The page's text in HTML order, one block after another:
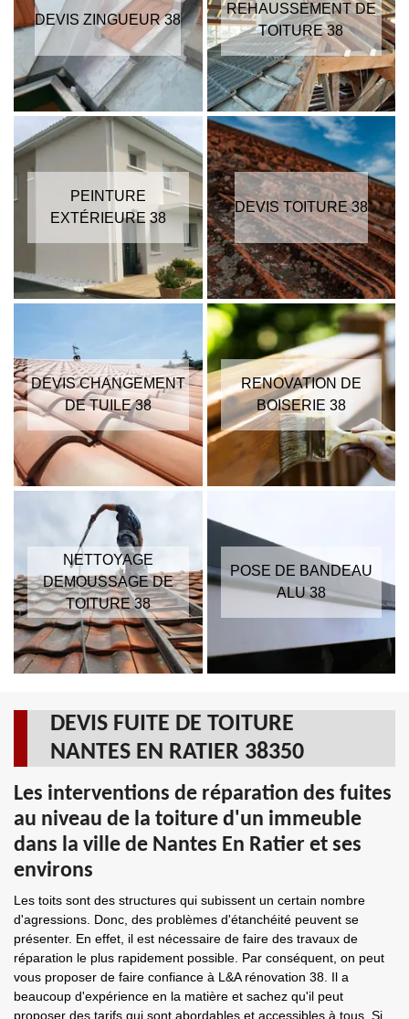
DEVIS ZINGUEUR 38
REHAUSSEMENT DE
TOITURE 38
PEINTURE
EXTÉRIEURE 38
DEVIS TOITURE 38
DEVIS CHANGEMENT
DE TUILE 38
RENOVATION DE
BOISERIE 38
NETTOYAGE
DEMOUSSAGE DE
TOITURE 38
POSE DE BANDEAU
ALU 38
DEVIS FUITE DE TOITURE
NANTES EN RATIER 38350
Les interventions de réparation des fuites
au niveau de la toiture d'un immeuble
dans la ville de Nantes En Ratier et ses
environs
Les toits sont des structures qui subissent un certain nombre
d'agressions. Donc, des problèmes d'étanchéité peuvent se
présenter. En effet, il est nécessaire de faire des travaux de
réparation le plus rapidement possible. Par conséquent, on peut
vous proposer de faire confiance à L&A rénovation 38. Il a
beaucoup d'expérience en la matière et sachez qu'il peut
proposer des tarifs qui sont abordables et accessibles à tous. Si